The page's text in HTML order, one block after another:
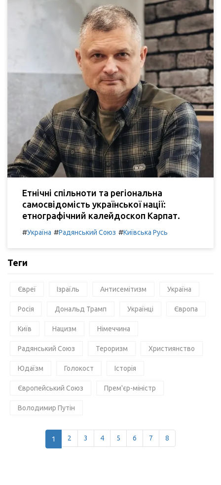
Етнічні спільноти та регіональна
самосвідомість української нації:
етнографічний калейдоскоп Карпат.
#Україна #Радянський Союз #Київська Русь
Теги
Євреї Ізраїль Антисемітизм Україна
Росія Дональд Трамп Українці Європа
Київ Нацизм Німеччина
Радянський Союз Тероризм Християнство
Юдаїзм Голокост Історія
Європейський Союз Прем'єр-міністр
Володимир Путін
1 2 3 4 5 6 7 8